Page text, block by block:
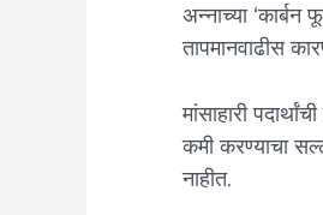
अन्नाच्या ‘कार्बन
तापमानवाढीस
मांसाहारी
कमी करण्याचा
नाहीत.